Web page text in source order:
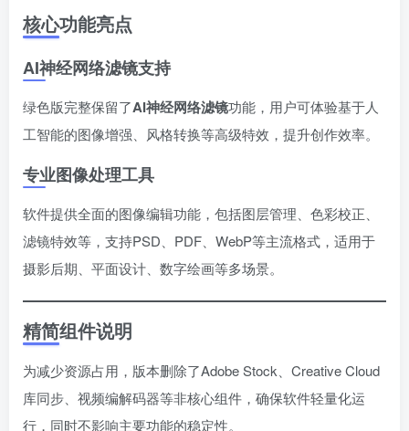
核心功能亮点
AI神经网络滤镜支持
绿色版完整保留了AI神经网络滤镜功能，用户可体验基于人
工智能的图像增强、风格转换等高级特效，提升创作效率。
专业图像处理工具
软件提供全面的图像编辑功能，包括图层管理、色彩校正、
滤镜特效等，支持PSD、PDF、WebP等主流格式，适用于
摄影后期、平面设计、数字绘画等多场景。
精简组件说明
为减少资源占用，版本删除了Adobe Stock、Creative Cloud
库同步、视频编解码器等非核心组件，确保软件轻量化运
行，同时不影响主要功能的稳定性。